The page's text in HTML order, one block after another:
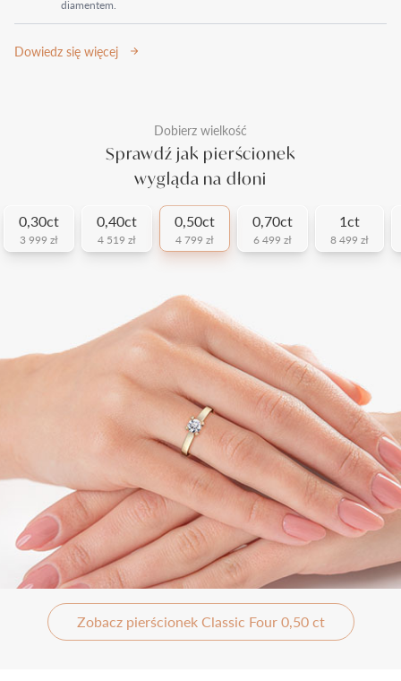
diamentem.
Dowiedz się więcej
Dobierz wielkość
Sprawdź jak pierścionek
wygląda na dłoni
0,30ct
3 999 zł
0,40ct
4 519 zł
0,50ct
4 799 zł
0,70ct
6 499 zł
1ct
8 499 zł
Zobacz pierścionek Classic Four 0,50 ct